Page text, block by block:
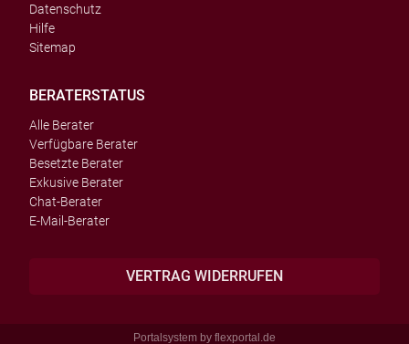
Datenschutz
Hilfe
Sitemap
BERATERSTATUS
Alle Berater
Verfügbare Berater
Besetzte Berater
Exkusive Berater
Chat-Berater
E-Mail-Berater
VERTRAG WIDERRUFEN
Portalsystem by flexportal.de